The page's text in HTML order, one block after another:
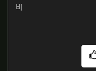
비